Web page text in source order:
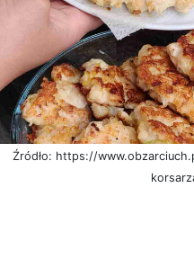
Źródło: https://